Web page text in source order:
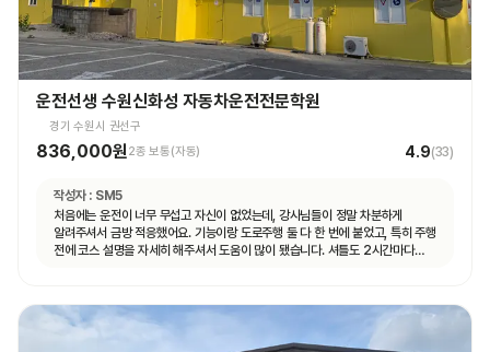
운전선생 수원신화성 자동차운전전문학원
경기 수원시 권선구
836,000원2종 보통(자동) 4.9(33)
작성자 : SM5
처음에는 운전이 너무 무섭고 자신이 없었는데, 강사님들이 정말 차분하게
알려주셔서 금방 적응했어요. 기능이랑 도로주행 둘 다 한 번에 붙었고, 특히 주행
전에 코스 설명을 자세히 해주셔서 도움이 많이 됐습니다. 셔틀도 2시간마다